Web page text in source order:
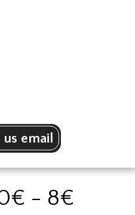
email
- 8€